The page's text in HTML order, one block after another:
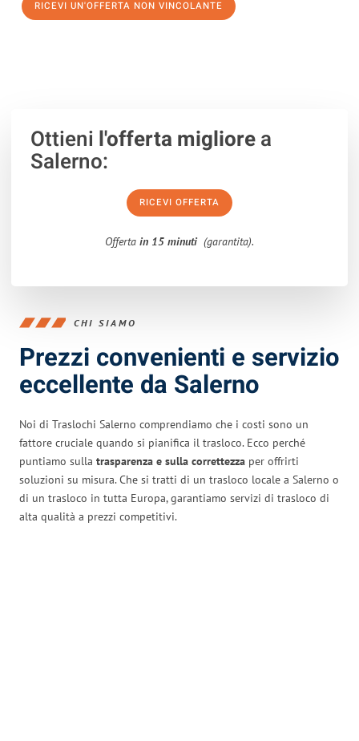
RICEVI UN'OFFERTA NON VINCOLANTE
Ottieni l'offerta migliorea
Salerno:
RICEVI OFFERTA
Offerta in 15 minuti (garantita).
CHI SIAMO
Prezzi convenienti e servizio
eccellente da Salerno
Noi di Traslochi Salerno comprendiamo che i costi sono un
fattore cruciale quando si pianifica il trasloco. Ecco perché
puntiamo sulla trasparenza e sulla correttezza per offrirti
soluzioni su misura. Che si tratti di un trasloco locale a Salerno o
di un trasloco in tutta Europa, garantiamo servizi di trasloco di
alta qualità a prezzi competitivi.